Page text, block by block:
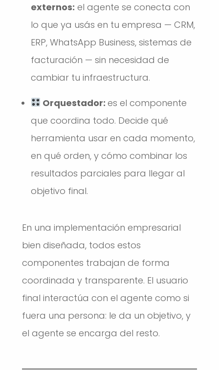
externos: el agente se conecta con
lo que ya usás en tu empresa — CRM,
ERP, WhatsApp Business, sistemas de
facturación — sin necesidad de
cambiar tu infraestructura.
Orquestador:es el componente
que coordina todo. Decide qué
herramienta usar en cada momento,
en qué orden, y cómo combinar los
resultados parciales para llegar al
objetivo final.
En una implementación empresarial
bien diseñada, todos estos
componentes trabajan de forma
coordinada y transparente. El usuario
final interactúa con el agente como si
fuera una persona: le da un objetivo, y
el agente se encarga del resto.